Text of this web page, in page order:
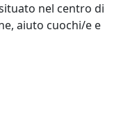
nel centro di
aiuto cuochi/e e